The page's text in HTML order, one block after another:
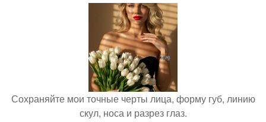
Сохраняйте мои точные черты лица, форму губ, линию
скул, носа и разрез глаз.